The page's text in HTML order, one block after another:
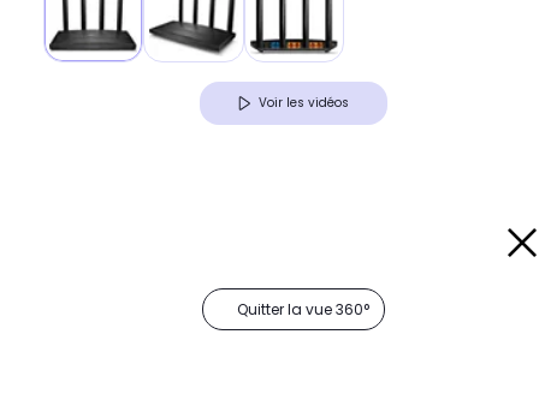
Voir les vidéos
Quitter la vue 360°